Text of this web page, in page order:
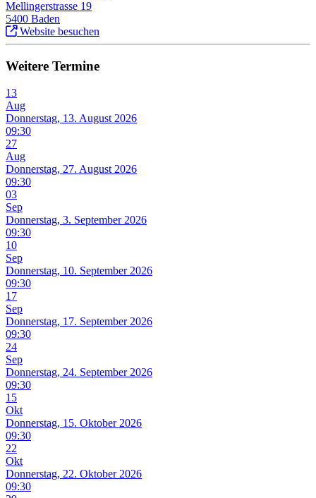
Mellingerstrasse 19
5400 Baden
Website besuchen
Weitere Termine
13
Aug
Donnerstag, 13. August 2026
09:30
27
Aug
Donnerstag, 27. August 2026
09:30
03
Sep
Donnerstag, 3. September 2026
09:30
10
Sep
Donnerstag, 10. September 2026
09:30
17
Sep
Donnerstag, 17. September 2026
09:30
24
Sep
Donnerstag, 24. September 2026
09:30
15
Okt
Donnerstag, 15. Oktober 2026
09:30
22
Okt
Donnerstag, 22. Oktober 2026
09:30